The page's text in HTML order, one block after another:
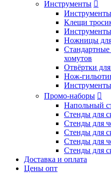
Инструменты 
Инструменты
Клещи
Ножницы
хомутов
Отвёртки
Нож-
Промо-наборы 
Напольный
Стенды для
Стенды для
Стенды для
Стенды для
Стенды для
Доставка и оплата
Цены опт